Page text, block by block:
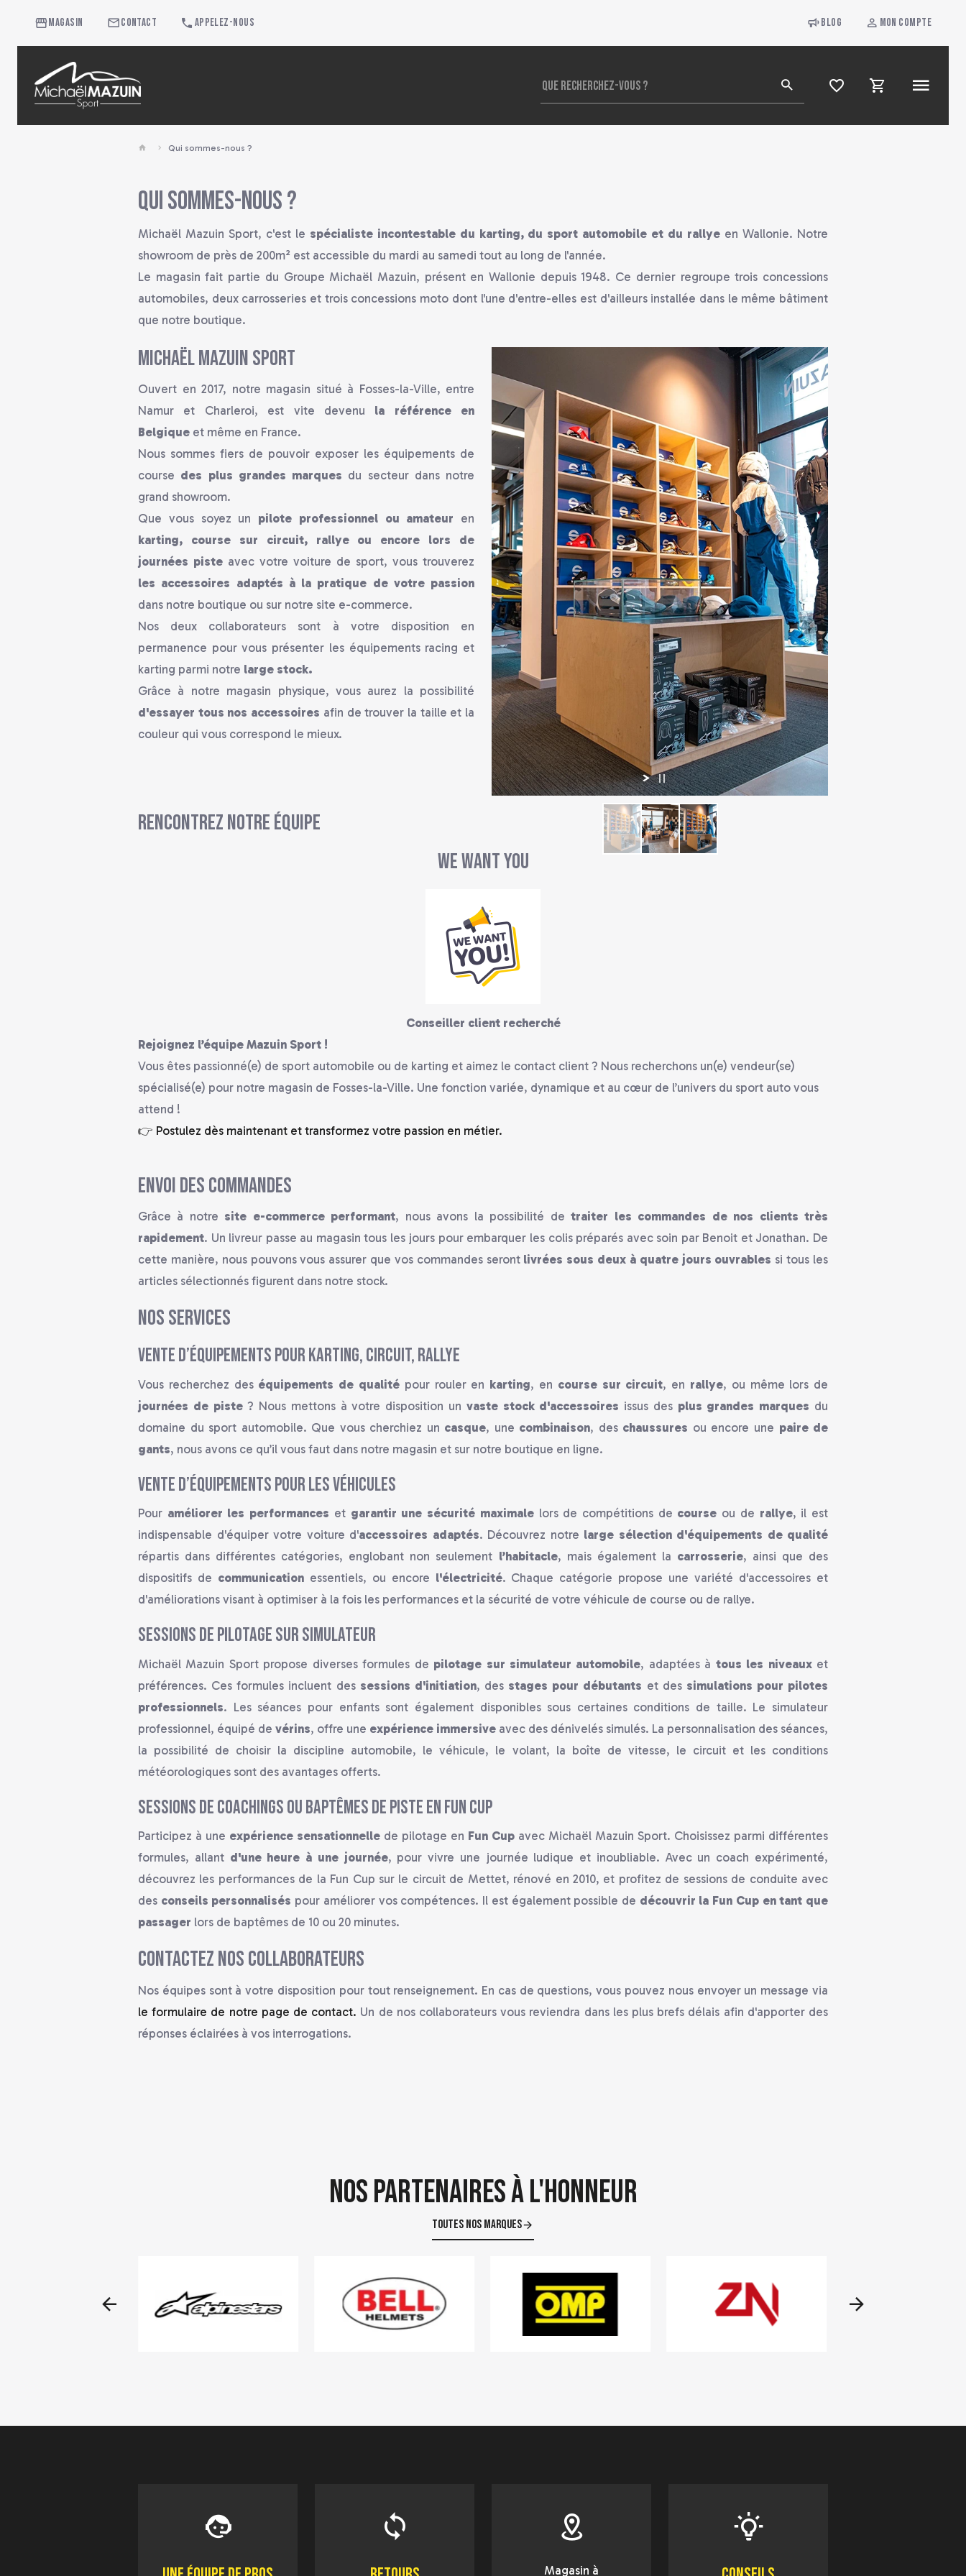
Magasin Contact Appelez-nous Blog Mon compte
Qui sommes-nous ?
Qui sommes-nous ?
Michaël Mazuin Sport, c'est le spécialiste incontestable du karting, du sport automobile et du rallye en Wallonie. Notre
showroom de près de 200m² est accessible du mardi au samedi tout au long de l'année.
Le magasin fait partie du Groupe Michaël Mazuin, présent en Wallonie depuis 1948. Ce dernier regroupe trois concessions
automobiles, deux carrosseries et trois concessions moto dont l'une d'entre-elles est d'ailleurs installée dans le même bâtiment
que notre boutique.
Michaël Mazuin Sport
Ouvert en 2017, notre magasin situé à Fosses-la-Ville, entre
Namur et Charleroi, est vite devenu la référence en
Belgique et même en France.
Nous sommes fiers de pouvoir exposer les équipements de
course des plus grandes marques du secteur dans notre
grand showroom.
Que vous soyez un pilote professionnel ou amateur en
karting, course sur circuit, rallye ou encore lors de
journées piste avec votre voiture de sport, vous trouverez
les accessoires adaptés à la pratique de votre passion
dans notre boutique ou sur notre site e-commerce.
Nos deux collaborateurs sont à votre disposition en
permanence pour vous présenter les équipements racing et
karting parmi notre large stock.
Grâce à notre magasin physique, vous aurez la possibilité
d'essayer tous nos accessoires afin de trouver la taille et la
couleur qui vous correspond le mieux.
Rencontrez notre équipe
We Want You
Conseiller client recherché
Rejoignez l’équipe Mazuin Sport !
Vous êtes passionné(e) de sport automobile ou de karting et aimez le contact client ? Nous recherchons un(e) vendeur(se)
spécialisé(e) pour notre magasin de Fosses-la-Ville. Une fonction variée, dynamique et au cœur de l’univers du sport auto vous
attend !
👉 Postulez dès maintenant et transformez votre passion en métier.
Envoi des commandes
Grâce à notre site e-commerce performant, nous avons la possibilité detraiter les commandes de nos clients très
rapidement. Un livreur passe au magasin tous les jours pour embarquer les colis préparés avec soin par Benoit et Jonathan. De
cette manière, nous pouvons vous assurer que vos commandes seront livrées sous deux à quatre jours ouvrables si tous les
articles sélectionnés figurent dans notre stock.
Nos services
Vente d’équipements pour karting, circuit, rallye
Vous recherchez des équipements de qualitépour rouler en karting, en course sur circuit, en rallye, ou même lors de
journées de piste? Nous mettons à votre disposition un vaste stock d'accessoires issus des plus grandes marques du
domaine du sport automobile. Que vous cherchiez un casque, une combinaison, des chaussures ou encore une paire de
gants, nous avons ce qu’il vous faut dans notre magasin et sur notre boutique en ligne.
Vente d’équipements pour les véhicules
Pour améliorer les performances et garantir une sécurité maximalelors de compétitions de course ou de rallye, il est
indispensable d'équiper votre voiture d'accessoires adaptés. Découvrez notre large sélection d'équipements de qualité
répartis dans différentes catégories, englobant non seulement l’habitacle, mais également la carrosserie, ainsi que des
dispositifs de communicationessentiels, ou encore l'électricité. Chaque catégorie propose une variété d'accessoires et
d'améliorations visant à optimiser à la fois les performances et la sécurité de votre véhicule de course ou de rallye.
Sessions de pilotage sur simulateur
Michaël Mazuin Sport propose diverses formules de pilotage sur simulateur automobile, adaptées à tous les niveauxet
préférences. Ces formules incluent des sessions d'initiation, des stages pour débutants et des simulations pour pilotes
professionnels. Les séances pour enfants sont également disponibles sous certaines conditions de taille. Le simulateur
professionnel, équipé de vérins, offre une expérience immersive avec des dénivelés simulés. La personnalisation des séances,
la possibilité de choisir la discipline automobile, le véhicule, le volant, la boîte de vitesse, le circuit et les conditions
météorologiques sont des avantages offerts.
Sessions de coachings ou baptêmes de piste en Fun Cup
Participez à une expérience sensationnelle de pilotage en Fun Cup avec Michaël Mazuin Sport. Choisissez parmi différentes
formules, allant d'une heure à une journée, pour vivre une journée ludique et inoubliable. Avec un coach expérimenté,
découvrez les performances de la Fun Cup sur le circuit de Mettet, rénové en 2010, et profitez de sessions de conduite avec
des conseils personnalisés pour améliorer vos compétences. Il est également possible de découvrir la Fun Cup en tant que
passager lors de baptêmes de 10 ou 20 minutes.
Contactez nos collaborateurs
Nos équipes sont à votre disposition pour tout renseignement. En cas de questions, vous pouvez nous envoyer un message via
le formulaire de notre page de contact. Un de nos collaborateurs vous reviendra dans les plus brefs délais afin d'apporter des
réponses éclairées à vos interrogations.
Nos partenaires à l'honneur
Toutes nos marques
Magasin à